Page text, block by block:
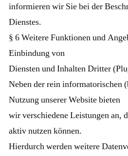
informieren wir Sie bei der
Dienstes.
§ 6 Weitere Funktionen und
Einbindung von
Diensten und Inhalten Dritter
Neben der rein informatorischen
Nutzung unserer Website bieten
wir verschiedene Leistungen an,
aktiv nutzen können.
Hierdurch werden weitere